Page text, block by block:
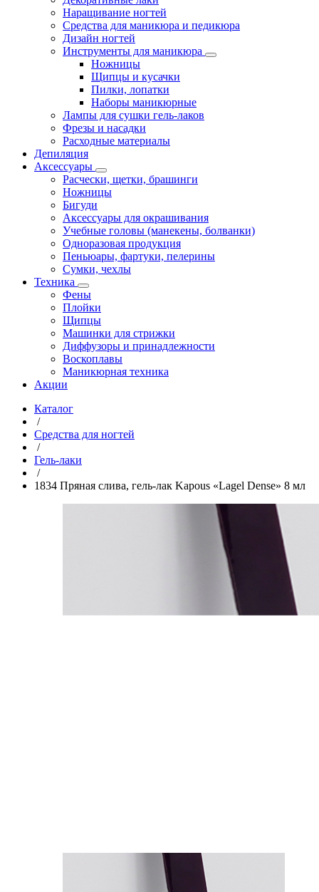
Наращивание ногтей
Средства для маникюра и педикюра
Дизайн ногтей
Инструменты для маникюра
Ножницы
Щипцы и кусачки
Пилки, лопатки
Наборы маникюрные
Лампы для сушки гель-лаков
Фрезы и насадки
Расходные материалы
Депиляция
Аксессуары
Расчески, щетки, брашинги
Ножницы
Бигуди
Аксессуары для окрашивания
Учебные головы (манекены, болванки)
Одноразовая продукция
Пеньюары, фартуки, пелерины
Сумки, чехлы
Техника
Фены
Плойки
Щипцы
Машинки для стрижки
Диффузоры и принадлежности
Воскоплавы
Маникюрная техника
Акции
Каталог
/
Средства для ногтей
/
Гель-лаки
/
1834 Пряная слива, гель-лак Kapous «Lagel Dense» 8 мл